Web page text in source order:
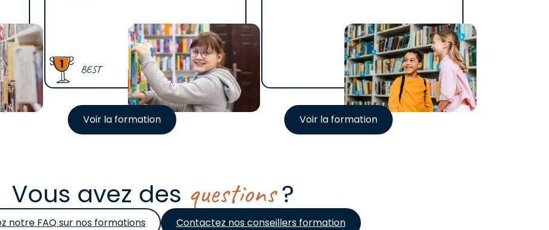
BEST
Voir la formation Voir la formation
Vous avez des questions?
notre FAQ sur nos formations Contactez nos conseillers formation